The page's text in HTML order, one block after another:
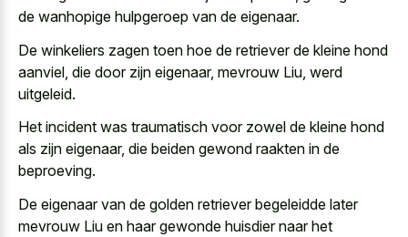
de wanhopige hulpgeroep van de eigenaar.
De winkeliers zagen toen hoe de retriever de kleine hond
aanviel, die door zijn eigenaar, mevrouw Liu, werd
uitgeleid.
Het incident was traumatisch voor zowel de kleine hond
als zijn eigenaar, die beiden gewond raakten in de
beproeving.
De eigenaar van de golden retriever begeleidde later
mevrouw Liu en haar gewonde huisdier naar het